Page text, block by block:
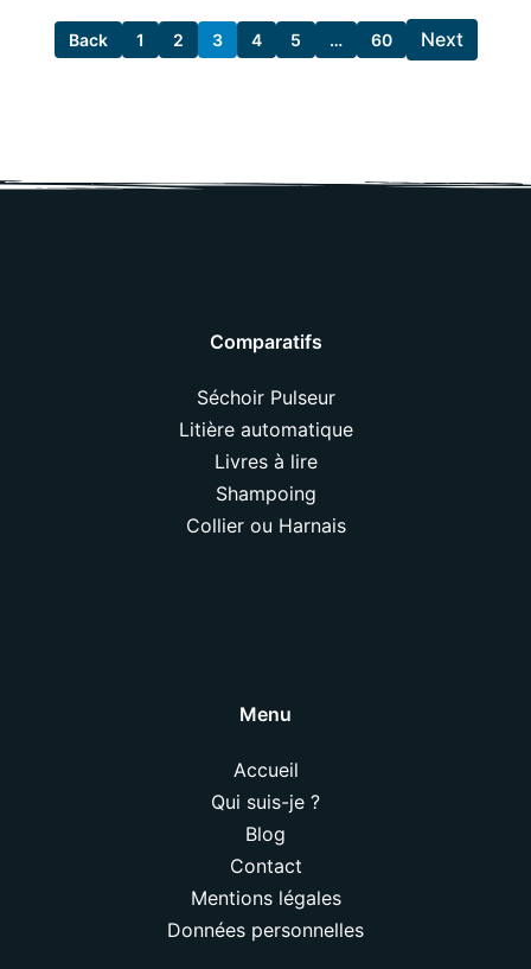
Back 1 2 3 4 5 … 60 Next
Comparatifs
Séchoir Pulseur
Litière automatique
Livres à lire
Shampoing
Collier ou Harnais
Menu
Accueil
Qui suis-je ?
Blog
Contact
Mentions légales
Données personnelles